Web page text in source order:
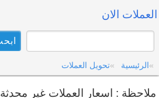
العملات الان
الرئيسية تحويل العملات
ملاحظة : اسعار العملات غير محدثة